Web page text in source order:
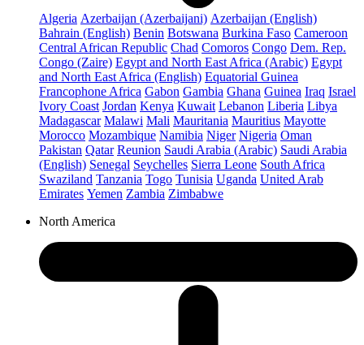
Algeria Azerbaijan (Azerbaijani) Azerbaijan (English)
Bahrain (English) Benin Botswana Burkina Faso Cameroon
Central African Republic Chad Comoros Congo Dem. Rep.
Congo (Zaire) Egypt and North East Africa (Arabic) Egypt
and North East Africa (English) Equatorial Guinea
Francophone Africa Gabon Gambia Ghana Guinea Iraq Israel
Ivory Coast Jordan Kenya Kuwait Lebanon Liberia Libya
Madagascar Malawi Mali Mauritania Mauritius Mayotte
Morocco Mozambique Namibia Niger Nigeria Oman
Pakistan Qatar Reunion Saudi Arabia (Arabic) Saudi Arabia
(English) Senegal Seychelles Sierra Leone South Africa
Swaziland Tanzania Togo Tunisia Uganda United Arab
Emirates Yemen Zambia Zimbabwe
North America